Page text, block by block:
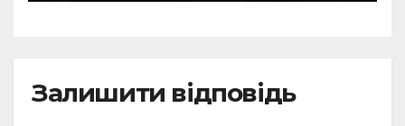
Залишити відповідь